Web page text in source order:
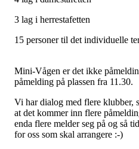
3 lag i herrestafetten
15 personer til det individuelle
Mini-Vågen er det ikke
påmelding på plassen fra 11.30.
Vi har dialog med flere klubber,
at det kommer inn flere
enda flere melder seg på og så
for oss som skal arrangere :-)